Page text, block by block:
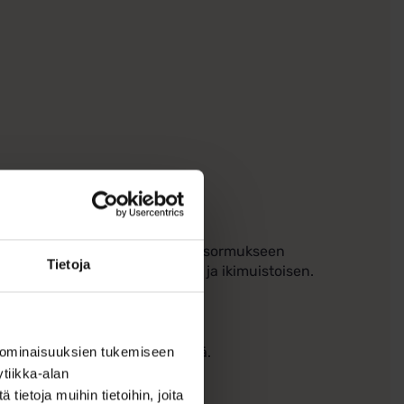
Tietoja
tukemiseen
alan
tietoja muihin tietoihin, joita
Halutessasi kaiverramme sormukseen
sormuksestasi erityisen ja ikimuistoisen.
on noin 10-15 arkipäivää.